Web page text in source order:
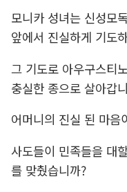
모니카 성녀는 신성모
앞에서 진실하게 기도
그 기도로 아우구스티
충실한 종으로 살아갑
어머니의 진실 된 마음
사도들이 민족들을 대
를 맞췄습니까?